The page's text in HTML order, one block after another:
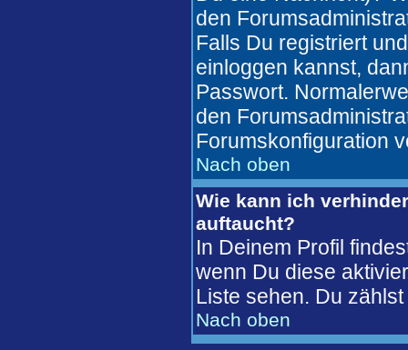
den
Falls Du registriert
einloggen kannst,
Passwort.
den
Forumskonfiguration
Nach oben
Wie kann ich
auftaucht?
In Deinem Profil
wenn Du diese
Liste sehen. Du
Nach oben